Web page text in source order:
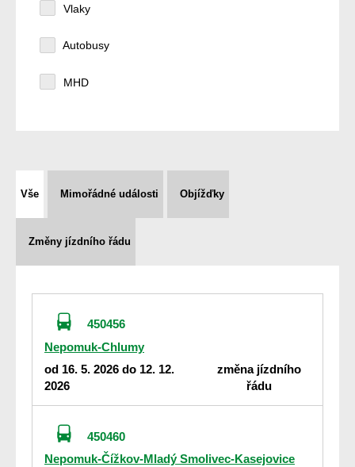
Vlaky
Autobusy
MHD
Vše Mimořádné události Objížďky
Změny jízdního řádu
450456
Nepomuk-Chlumy
od 16. 5. 2026 do 12. 12.
2026
změna jízdního
řádu
450460
Nepomuk-Čížkov-Mladý Smolivec-Kasejovice